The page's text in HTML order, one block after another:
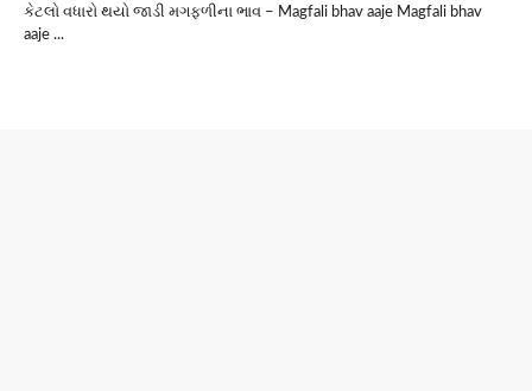
કેટલો વધારો થયો જાડી મગફળીના ભાવ – Magfali bhav aaje Magfali bhav
aaje ...